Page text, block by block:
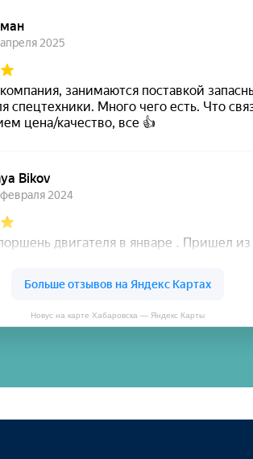
Новус на карте Хабаровска — Яндекс Карты